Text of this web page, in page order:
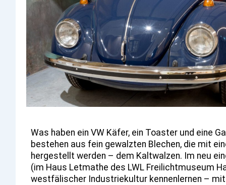
Was haben ein VW Käfer, ein Toaster und eine
bestehen aus fein gewalzten Blechen, die mit
hergestellt werden – dem Kaltwalzen. Im neu
(im Haus Letmathe des LWL Freilichtmuseum
westfälischer Industriekultur kennenlernen – mit